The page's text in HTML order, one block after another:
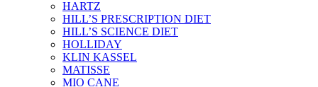
HARTZ
HILL’S PRESCRIPTION DIET
HILL’S SCIENCE DIET
HOLLIDAY
KLIN KASSEL
MATISSE
MIO CANE